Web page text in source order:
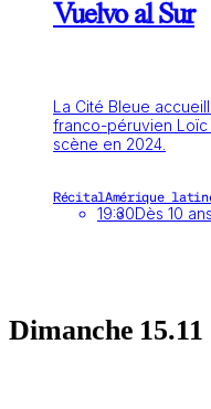
Vuelvo al Sur
La Cité Bleue
franco-péruvien Loïc
scène en 2024.
RécitalAmérique
19:30Dès 10 ans
15.11
Dimanche